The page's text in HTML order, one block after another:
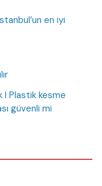
en iyi
I Plastik kesme
güvenli mi